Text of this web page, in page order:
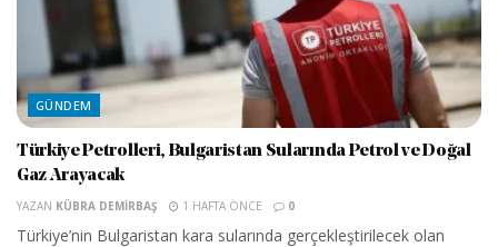
GÜNDEM
Türkiye Petrolleri, Bulgaristan Sularında Petrol ve Doğal
Gaz Arayacak
YAZAN KÜBRA DEMIRBAŞ 1 HAFTA ÖNCE 0
Türkiye’nin Bulgaristan kara sularında gerçekleştirilecek olan